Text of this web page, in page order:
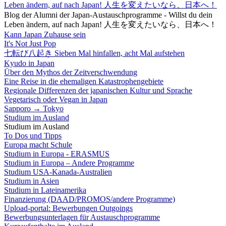
Leben ändern, auf nach Japan! 人生を変えたいなら、日本へ！
Blog der Alumni der Japan-Austauschprogramme - Willst du dein
Leben ändern, auf nach Japan! 人生を変えたいなら、日本へ！
Kann Japan Zuhause sein
It's Not Just Pop
七転び八起き Sieben Mal hinfallen, acht Mal aufstehen
Kyudo in Japan
Über den Mythos der Zeitverschwendung
Eine Reise in die ehemaligen Katastrophengebiete
Regionale Differenzen der japanischen Kultur und Sprache
Vegetarisch oder Vegan in Japan
Sapporo → Tokyo
Studium im Ausland
Studium im Ausland
To Dos und Tipps
Europa macht Schule
Studium in Europa - ERASMUS
Studium in Europa – Andere Programme
Studium USA-Kanada-Australien
Studium in Asien
Studium in Lateinamerika
Finanzierung (DAAD/PROMOS/andere Programme)
Upload-portal: Bewerbungen Outgoings
Bewerbungsunterlagen für Austauschprogramme